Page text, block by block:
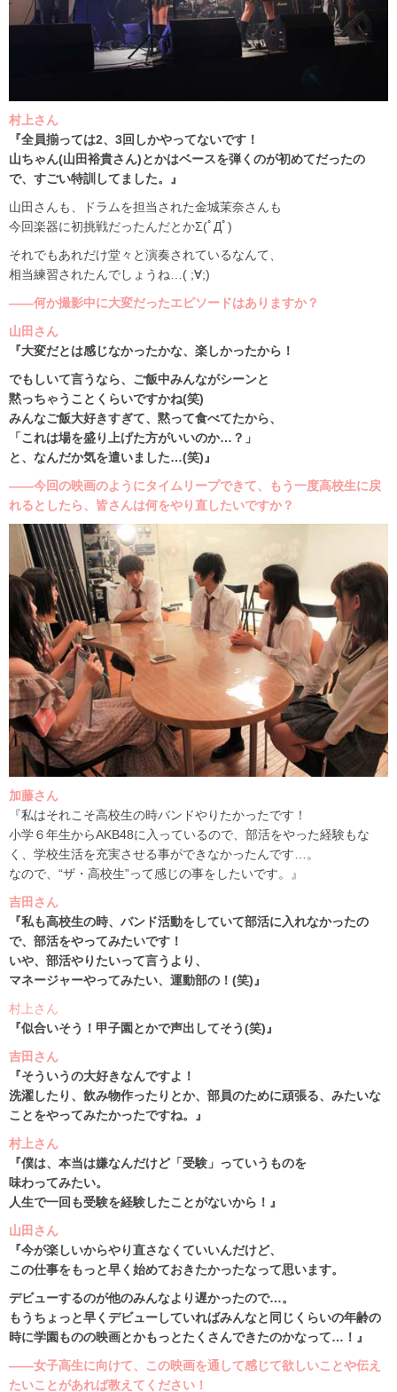
村上さん
『全員揃っては2、3回しかやってないです！
山ちゃん(山田裕貴さん)とかはベースを弾くのが初めてだったの
で、すごい特訓してました。』
山田さんも、ドラムを担当された金城茉奈さんも
今回楽器に初挑戦だったんだとかΣ(ﾟДﾟ)
それでもあれだけ堂々と演奏されているなんて、
相当練習されたんでしょうね…( ;∀;)
――何か撮影中に大変だったエピソードはありますか？
山田さん
『大変だとは感じなかったかな、楽しかったから！
でもしいて言うなら、ご飯中みんながシーンと
黙っちゃうことくらいですかね(笑)
みんなご飯大好きすぎて、黙って食べてたから、
「これは場を盛り上げた方がいいのか…？」
と、なんだか気を遣いました…(笑)』
――今回の映画のようにタイムリープできて、もう一度高校生に戻
れるとしたら、皆さんは何をやり直したいですか？
加藤さん
『私はそれこそ高校生の時バンドやりたかったです！
小学６年生からAKB48に入っているので、部活をやった経験もな
く、学校生活を充実させる事ができなかったんです…。
なので、“ザ・高校生”って感じの事をしたいです。』
吉田さん
『私も高校生の時、バンド活動をしていて部活に入れなかったの
で、部活をやってみたいです！
いや、部活やりたいって言うより、
マネージャーやってみたい、運動部の！(笑)』
村上さん
『似合いそう！甲子園とかで声出してそう(笑)』
吉田さん
『そういうの大好きなんですよ！
洗濯したり、飲み物作ったりとか、部員のために頑張る、みたいな
ことをやってみたかったですね。』
村上さん
『僕は、本当は嫌なんだけど「受験」っていうものを
味わってみたい。
人生で一回も受験を経験したことがないから！』
山田さん
『今が楽しいからやり直さなくていいんだけど、
この仕事をもっと早く始めておきたかったなって思います。
デビューするのが他のみんなより遅かったので…。
もうちょっと早くデビューしていればみんなと同じくらいの年齢の
時に学園ものの映画とかもっとたくさんできたのかなって…！』
――女子高生に向けて、この映画を通して感じて欲しいことや伝え
たいことがあれば教えてください！